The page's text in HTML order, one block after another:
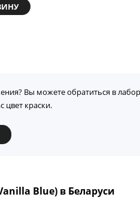
Вы можете обратиться в
цвет краски.
Blue) в Беларуси